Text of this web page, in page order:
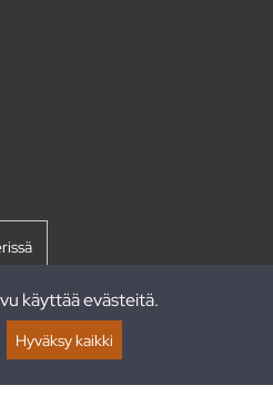
käyttää evästeitä.
Hyväksy kaikki